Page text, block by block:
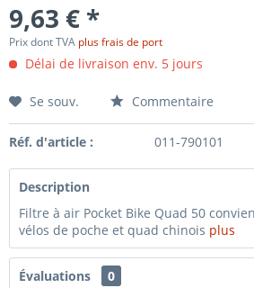
9,63 € *
Prix dont TVA plus frais de port
Délai de livraison env. 5 jours
Se souv. Commentaire
Réf. d'article : 011-790101
Description
Filtre à air Pocket Bike Quad 50
vélos de poche et quad chinois plus
Évaluations
0